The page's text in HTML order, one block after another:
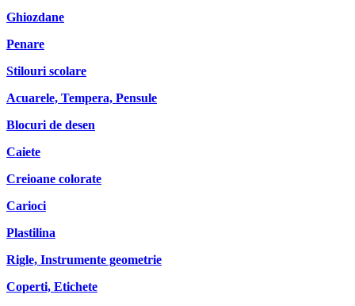
Ghiozdane
Penare
Stilouri scolare
Acuarele, Tempera, Pensule
Blocuri de desen
Caiete
Creioane colorate
Carioci
Plastilina
Rigle, Instrumente geometrie
Coperti, Etichete